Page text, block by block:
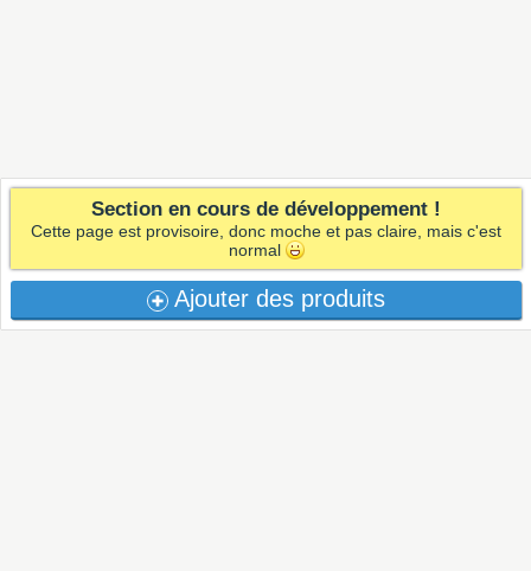
Section en cours de développement !
Cette page est provisoire, donc moche et pas claire, mais c'est
normal
Ajouter des produits